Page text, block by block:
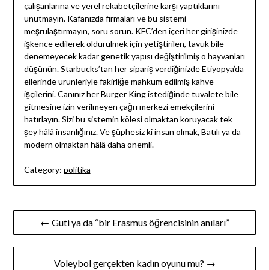
çalışanlarına ve yerel rekabetçilerine karşı yaptıklarını
unutmayın. Kafanızda firmaları ve bu sistemi
meşrulaştırmayın, soru sorun. KFC’den içeri her girişinizde
işkence edilerek öldürülmek için yetiştirilen, tavuk bile
denemeyecek kadar genetik yapısı değiştirilmiş o hayvanları
düşünün. Starbucks’tan her sipariş verdiğinizde Etiyopya’da
ellerinde ürünleriyle fakirliğe mahkum edilmiş kahve
işçilerini. Canınız her Burger King istediğinde tuvalete bile
gitmesine izin verilmeyen çağrı merkezi emekçilerini
hatırlayın. Sizi bu sistemin kölesi olmaktan koruyacak tek
şey hâlâ insanlığınız. Ve şüphesiz ki insan olmak, Batılı ya da
modern olmaktan hâlâ daha önemli.
Category: politika
Yazı
gezinmesi
← Guti ya da “bir Erasmus öğrencisinin anıları”
Voleybol gerçekten kadın oyunu mu? →